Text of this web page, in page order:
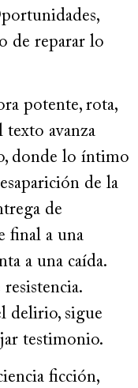
de reparar lo
potente, rota,
avanza
donde lo íntimo
de la
de
final a una
a una caída.
delirio, sigue
testimonio.
ficción,